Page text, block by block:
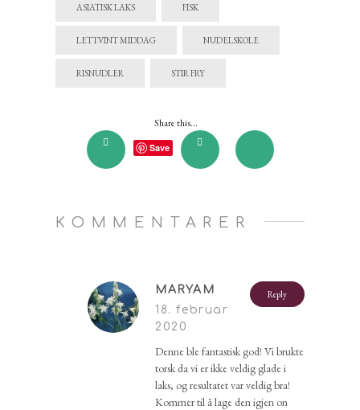
ASIATISK LAKS FISK
LETTVINT MIDDAG NUDELSKOLE
RISNUDLER STIR FRY
Share this...
Save
KOMMENTARER
Reply
MARYAM
18. februar
2020
Denne ble fantastisk god! Vi brukte
torsk da vi er ikke veldig glade i
laks, og resultatet var veldig bra!
Kommer til å lage den igjen on